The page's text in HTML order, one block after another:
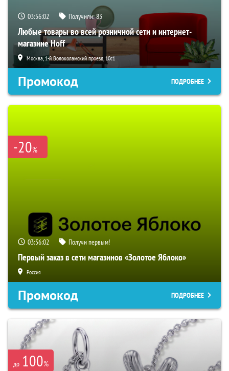
03:56:01 Получили:83
Любые товары во всей розничной сети и интернет-
магазине Hoff
Москва, 1-й Волоколамский проезд, 10с1
Промокод ПОДРОБНЕЕ
-20%
03:56:01 Получи первым!
Первый заказ в сети магазинов «Золотое Яблоко»
Россия
Промокод ПОДРОБНЕЕ
до 100%